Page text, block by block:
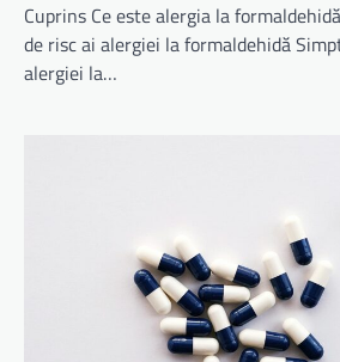
Cuprins Ce este alergia la
de risc ai alergiei la formaldehidă
alergiei la…